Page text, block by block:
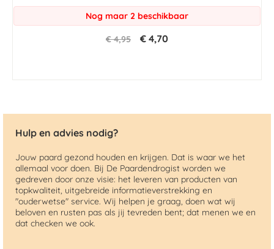
Nog maar 2 beschikbaar
€ 4,95 € 4,70
Hulp en advies nodig?
Jouw paard gezond houden en krijgen. Dat is waar we het
allemaal voor doen. Bij De Paardendrogist worden we
gedreven door onze visie: het leveren van producten van
topkwaliteit, uitgebreide informatieverstrekking en
"ouderwetse" service. Wij helpen je graag, doen wat wij
beloven en rusten pas als jij tevreden bent; dat menen we en
dat checken we ook.